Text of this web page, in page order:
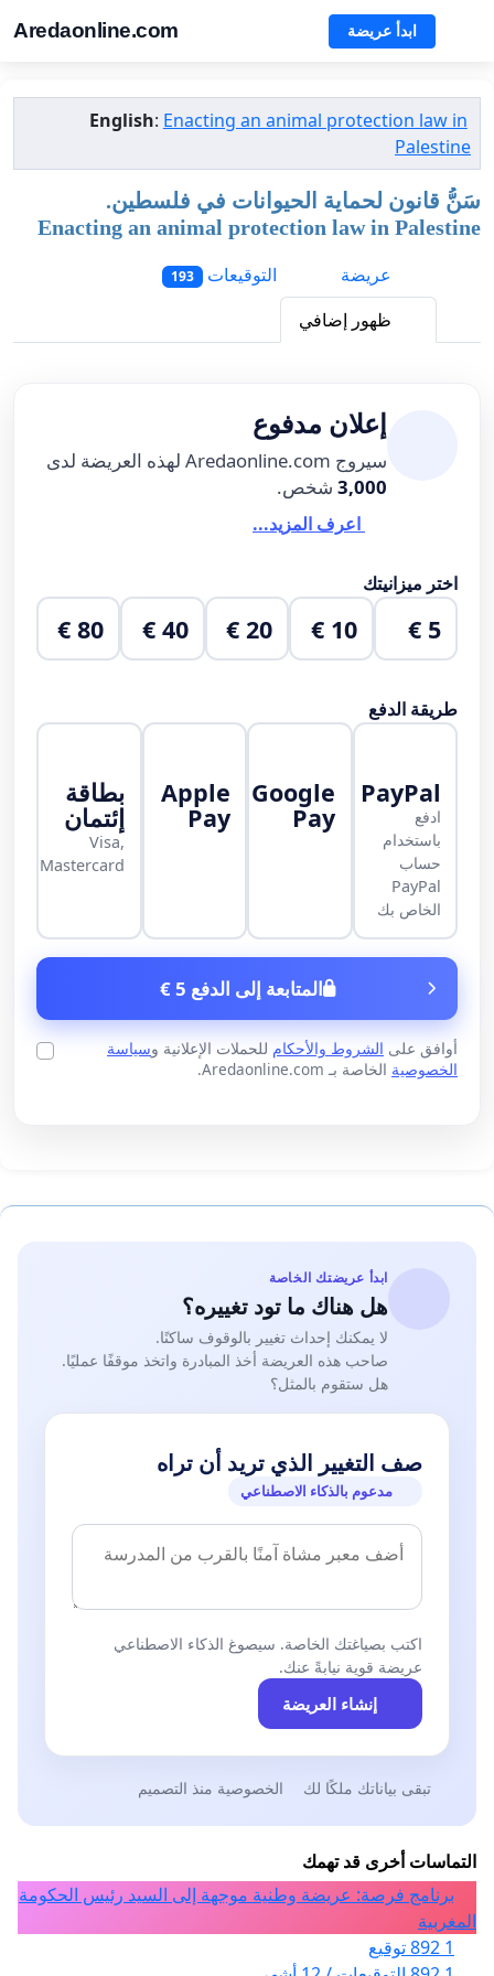
Aredaonline.com ابدأ عريضة
English: Enacting an animal protection law in
Palestine
سَنُّ قانون لحماية الحيوانات في فلسطين.
Enacting an animal protection law in Palestine
عريضة
التوقيعات 193
ظهور إضافي
إعلان مدفوع
سيروج Aredaonline.com لهذه العريضة لدى
3,000 شخص.
اعرف المزيد...
اختر ميزانيتك
5 €
10 €
20 €
40 €
80 €
طريقة الدفع
PayPal
ادفع
باستخدام
حساب
PayPal
الخاص بك
Google
Pay
Apple
Pay
بطاقة
إئتمان
Visa,
Mastercard
المتابعة إلى الدفع 5 €
أوافق على الشروط والأحكام للحملات الإعلانية وسياسة
الخصوصية الخاصة بـ Aredaonline.com.
ابدأ عريضتك الخاصة
هل هناك ما تود تغييره؟
لا يمكنك إحداث تغيير بالوقوف ساكنًا.
صاحب هذه العريضة أخذ المبادرة واتخذ موقفًا عمليًا.
هل ستقوم بالمثل؟
صف التغيير الذي تريد أن تراه
مدعوم بالذكاء الاصطناعي
اكتب بصياغتك الخاصة. سيصوغ الذكاء الاصطناعي
عريضة قوية نيابةً عنك.
إنشاء العريضة
تبقى بياناتك ملكًا لك الخصوصية منذ التصميم
التماسات أخرى قد تهمك
برنامج فرصة: عريضة وطنية موجهة إلى السيد رئيس الحكومة
المغربية
1 892 توقيع